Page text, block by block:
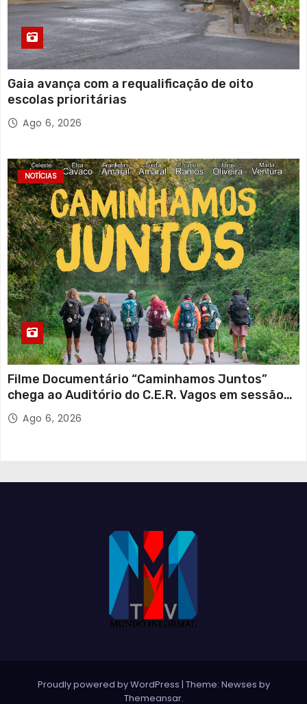
Gaia avança com a requalificação de oito
escolas prioritárias
Ago 6, 2026
NOTÍCIAS
Filme Documentário “Caminhamos Juntos”
chega ao Auditório do C.E.R. Vagos em sessão
solidária
Ago 6, 2026
Proudly powered by WordPress | Theme: Newses by
Themeansar.